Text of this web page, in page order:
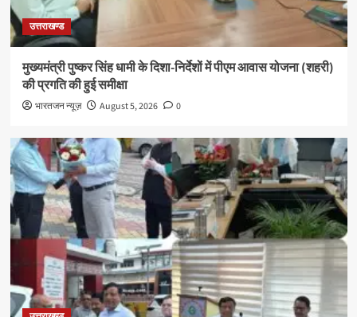
उत्तराखण्ड
मुख्यमंत्री पुष्कर सिंह धामी के दिशा-निर्देशों में पीएम आवास योजना (शहरी)
की प्रगति की हुई समीक्षा
भारतजन न्यूज़ August 5, 2026 0